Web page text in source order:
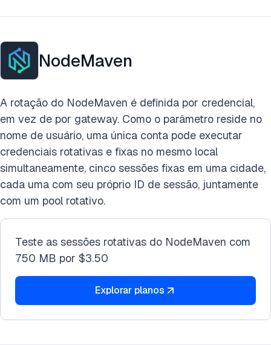
NodeMaven
A rotação do NodeMaven é definida por credencial,
em vez de por gateway. Como o parâmetro reside no
nome de usuário, uma única conta pode executar
credenciais rotativas e fixas no mesmo local
simultaneamente, cinco sessões fixas em uma cidade,
cada uma com seu próprio ID de sessão, juntamente
com um pool rotativo.
Teste as sessões rotativas do NodeMaven com
750 MB por $3.50
Explorar planos